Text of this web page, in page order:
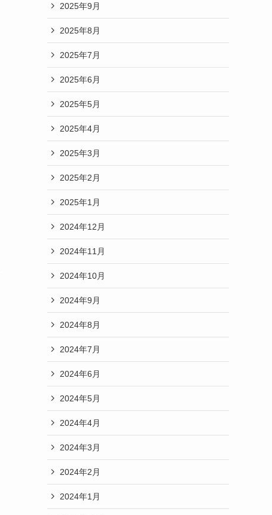
2025年9月
2025年8月
2025年7月
2025年6月
2025年5月
2025年4月
2025年3月
2025年2月
2025年1月
2024年12月
2024年11月
2024年10月
2024年9月
2024年8月
2024年7月
2024年6月
2024年5月
2024年4月
2024年3月
2024年2月
2024年1月